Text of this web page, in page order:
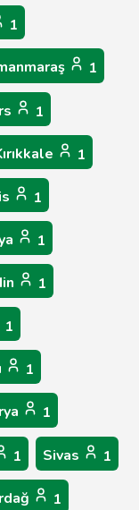
1
1
1
1
1
1
1
1
1
1
1 Sivas 1
1